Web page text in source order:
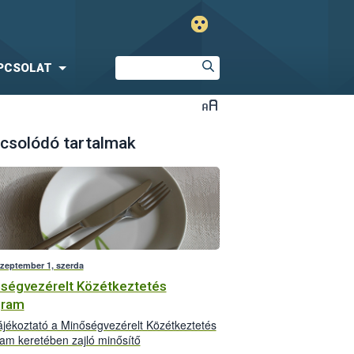
tartalmak
1, szerda
Közétkeztetés
a Minőségvezérelt Közétkeztetés
keretében zajló minősítő